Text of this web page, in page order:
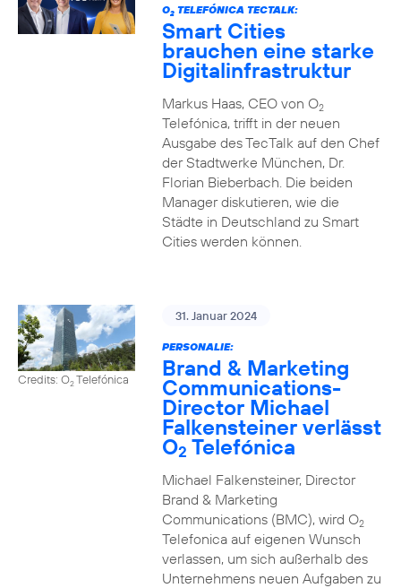
O2TELEFÓNICA TECTALK:
Smart Cities
brauchen eine starke
Digitalinfrastruktur
Markus Haas, CEO von O2
Telefónica, trifft in der neuen
Ausgabe des TecTalk auf den Chef
der Stadtwerke München, Dr.
Florian Bieberbach. Die beiden
Manager diskutieren, wie die
Städte in Deutschland zu Smart
Cities werden können.
Credits: O2Telefónica
31. Januar 2024
PERSONALIE:
Brand & Marketing
Communications-
Director Michael
Falkensteiner verlässt
O2 Telefónica
Michael Falkensteiner, Director
Brand & Marketing
Communications (BMC), wird O2
Telefonica auf eigenen Wunsch
verlassen, um sich außerhalb des
Unternehmens neuen Aufgaben zu